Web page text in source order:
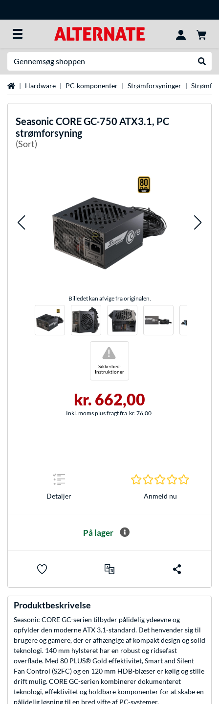
StartsideHardware PC-komponenter Strømforsyninger
Seasonic CORE GC-750 ATX3.1, PC
strømforsyning
(Sort)
Billedet kan afvige fra originalen.
Sikkerhed-
Instruktioner
!
kr. 662,00
Inkl. moms plus fragt fra kr. 76,00
Detaljer Anmeld nu
På lager
Produktbeskrivelse
Seasonic CORE GC-serien tilbyder pålidelig ydeevne og
opfylder den moderne ATX 3.1-standard. Det henvender sig til
brugere og gamere, der er afhængige af kompakt design og solid
teknologi. 140 mm hylsteret har en robust og ridsefast
overflade. Med 80 PLUS® Gold effektivitet, Smart and Silent
Fan Control (S2FC) og en 120 mm HDB-blæser er kølig og stille
drift mulig. CORE GC-serien kombinerer dokumenteret
teknologi, effektivitet og holdbare komponenter for at skabe en
pålidelig løsning til en bred vifte af PC-systemer.